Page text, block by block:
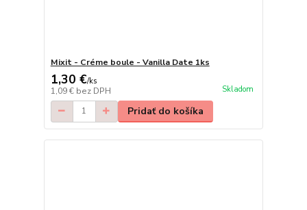
Mixit - Créme boule - Vanilla Date 1ks
1,30 €/ks
1,09 € bez DPH Skladom
Pridať do košíka